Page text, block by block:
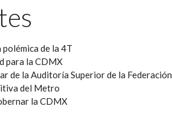
de la 4T
para la CDMX
de la Auditoría Superior de la Federación
del Metro
la CDMX